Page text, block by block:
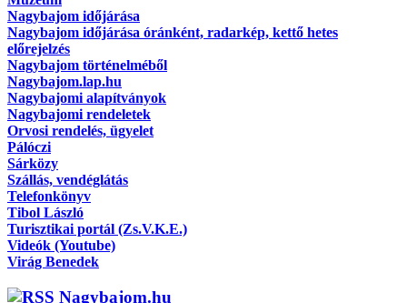
Nagybajom időjárása
Nagybajom időjárása óránként, radarkép, kettő hetes
előrejelzés
Nagybajom történelméből
Nagybajom.lap.hu
Nagybajomi alapítványok
Nagybajomi rendeletek
Orvosi rendelés, ügyelet
Pálóczi
Sárközy
Szállás, vendéglátás
Telefonkönyv
Tibol László
Turisztikai portál (Zs.V.K.E.)
Videók (Youtube)
Virág Benedek
Nagybajom.hu